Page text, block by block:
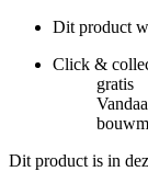
Dit product
Click &
gratis
Dit product is in